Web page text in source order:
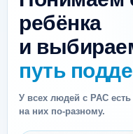
ребёнка
и
путь
У всех людей с РАС
на них по-разному.